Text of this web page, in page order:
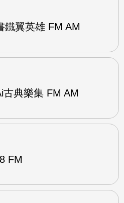
鐵翼英雄 FM AM
典樂集 FM AM
FM